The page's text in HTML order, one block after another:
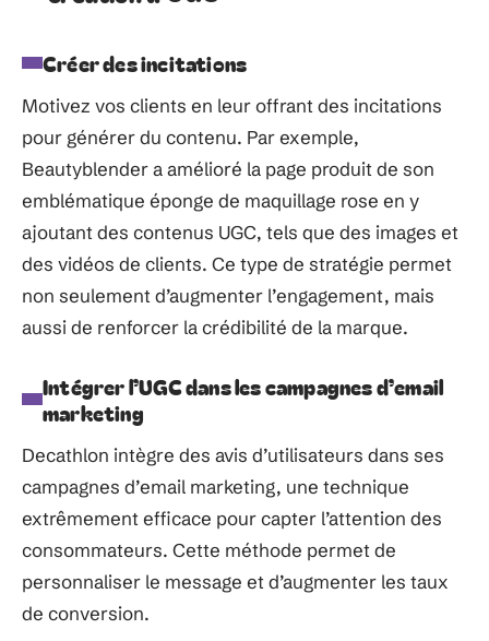
Créer des incitations
Motivez vos clients en leur offrant des incitations
pour générer du contenu. Par exemple,
Beautyblender a amélioré la page produit de son
emblématique éponge de maquillage rose en y
ajoutant des contenus UGC, tels que des images et
des vidéos de clients. Ce type de stratégie permet
non seulement d’augmenter l’engagement, mais
aussi de renforcer la crédibilité de la marque.
Intégrer l’UGC dans les campagnes d’email
marketing
Decathlon intègre des avis d’utilisateurs dans ses
campagnes d’email marketing, une technique
extrêmement efficace pour capter l’attention des
consommateurs. Cette méthode permet de
personnaliser le message et d’augmenter les taux
de conversion.